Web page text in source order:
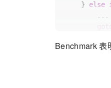
    }
else
Benchmark 表